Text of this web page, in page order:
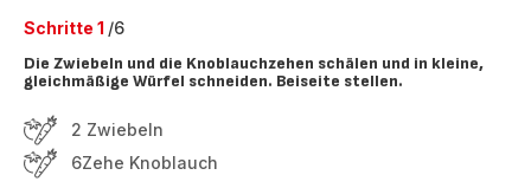
Schritte 1 /6
Die Zwiebeln und die Knoblauchzehen schälen und in kleine,
gleichmäßige Würfel schneiden. Beiseite stellen.
2 Zwiebeln
6Zehe Knoblauch